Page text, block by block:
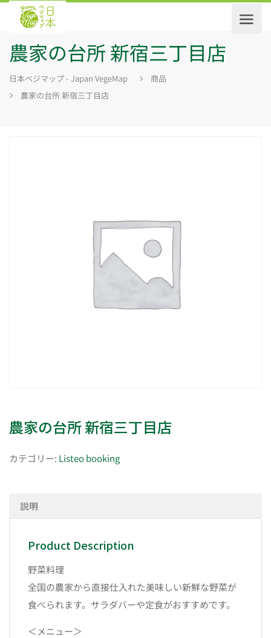
農家の台所 新宿三丁目店
日本ベジマップ - Japan VegeMap
商品
農家の台所 新宿三丁目店
農家の台所 新宿三丁目店
カテゴリー: Listeo booking
説明
Product Description
野菜料理
全国の農家から直接仕入れた美味しい新鮮な野菜が
食べられます。サラダバーや定食がおすすめです。
＜メニュー＞